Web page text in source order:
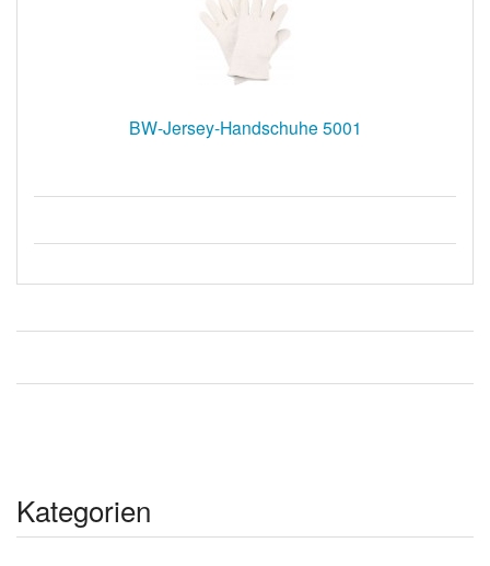
BW-Jersey-Handschuhe 5001
Kategorien